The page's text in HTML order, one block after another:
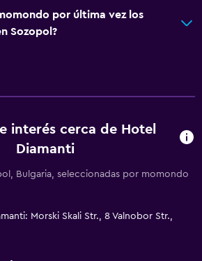
privado
comunes
por última vez los
Sozopol?
interés cerca de Hotel
Diamanti
Bulgaria, seleccionadas por momondo
Morski Skali Str., 8 Valnobor Str.,